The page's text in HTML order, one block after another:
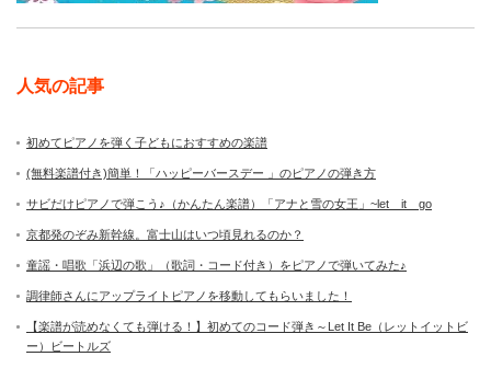
人気の記事
初めてピアノを弾く子どもにおすすめの楽譜
(無料楽譜付き)簡単！「ハッピーバースデー 」のピアノの弾き方
サビだけピアノで弾こう♪（かんたん楽譜）「アナと雪の女王」~let it go
京都発のぞみ新幹線。富士山はいつ頃見れるのか？
童謡・唱歌「浜辺の歌」（歌詞・コード付き）をピアノで弾いてみた♪
調律師さんにアップライトピアノを移動してもらいました！
【楽譜が読めなくても弾ける！】初めてのコード弾き～Let It Be（レットイットビ
ー）ビートルズ